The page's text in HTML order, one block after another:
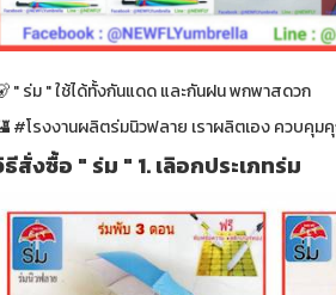
" ร่ม " ใช้ได้ทั้งกันแดด และกันฝน พกพาสดวก
#โรงงานผลิตร่มนิวฟลาย เราผลิตเอง ควบคุ
สั่งซื้อ " ร่ม " 1. เลิอกประเภทร่ม